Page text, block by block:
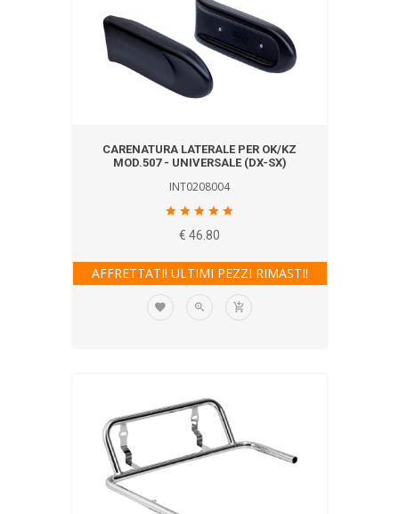
CARENATURA LATERALE PER OK/KZ
MOD.507 - UNIVERSALE (DX-SX)
INT0208004
€ 46.80
AFFRETTATI! ULTIMI PEZZI RIMASTI!